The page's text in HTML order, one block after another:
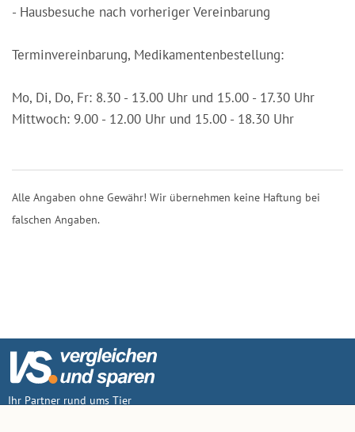
- Hausbesuche nach vorheriger Vereinbarung
Terminvereinbarung, Medikamentenbestellung:
Mo, Di, Do, Fr: 8.30 - 13.00 Uhr und 15.00 - 17.30 Uhr
Mittwoch: 9.00 - 12.00 Uhr und 15.00 - 18.30 Uhr
Alle Angaben ohne Gewähr! Wir übernehmen keine Haftung bei
falschen Angaben.
Ihr Partner rund ums Tier